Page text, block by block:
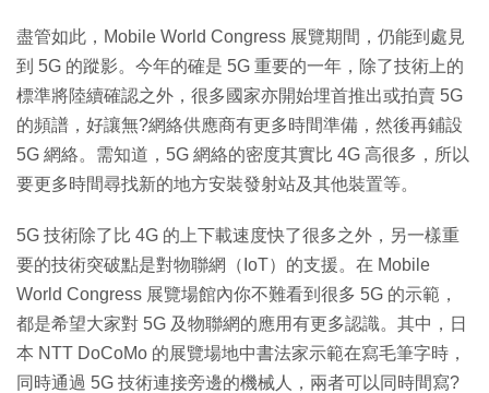
盡管如此，Mobile World Congress 展覽期間，仍能到處見
到 5G 的蹤影。今年的確是 5G 重要的一年，除了技術上的
標準將陸續確認之外，很多國家亦開始埋首推出或拍賣 5G
的頻譜，好讓無?網絡供應商有更多時間準備，然後再鋪設
5G 網絡。需知道，5G 網絡的密度其實比 4G 高很多，所以
要更多時間尋找新的地方安裝發射站及其他裝置等。
5G 技術除了比 4G 的上下載速度快了很多之外，另一樣重
要的技術突破點是對物聯網（IoT）的支援。在 Mobile
World Congress 展覽場館內你不難看到很多 5G 的示範，
都是希望大家對 5G 及物聯網的應用有更多認識。其中，日
本 NTT DoCoMo 的展覽場地中書法家示範在寫毛筆字時，
同時通過 5G 技術連接旁邊的機械人，兩者可以同時間寫?